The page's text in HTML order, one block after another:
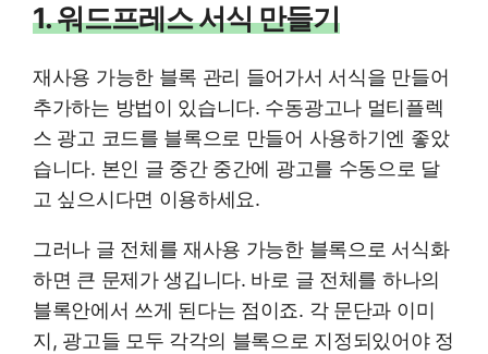
1. 워드프레스 서식 만들기
재사용 가능한 블록 관리 들어가서 서식을 만들어
추가하는 방법이 있습니다. 수동광고나 멀티플렉
스 광고 코드를 블록으로 만들어 사용하기엔 좋았
습니다. 본인 글 중간 중간에 광고를 수동으로 달
고 싶으시다면 이용하세요.
그러나 글 전체를 재사용 가능한 블록으로 서식화
하면 큰 문제가 생깁니다. 바로 글 전체를 하나의
블록안에서 쓰게 된다는 점이죠. 각 문단과 이미
지, 광고들 모두 각각의 블록으로 지정되있어야 정